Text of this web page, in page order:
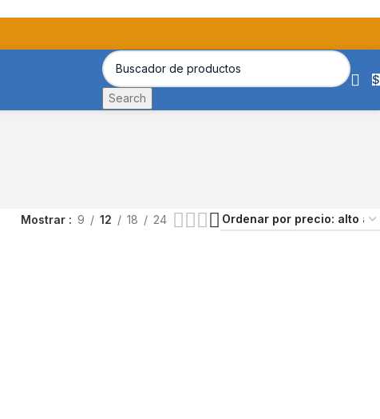
Search
$
Mostrar 9 12 18 24